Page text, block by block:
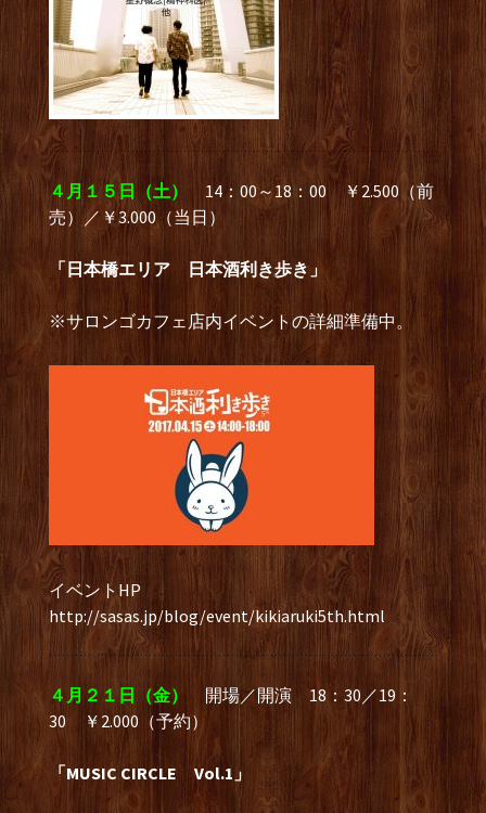
４月１５日（土）
14：00～18：00 ￥2.500（前
売）／￥3.000（当日）
「日本橋エリア 日本酒利き歩き」
※サロンゴカフェ店内イベントの詳細準備中。
イベントHP
http://sasas.jp/blog/event/kikiaruki5th.html
４月２１日（金）
開場／開演 18：30／19：
30 ￥2.000（予約）
「MUSIC CIRCLE Vol.1」